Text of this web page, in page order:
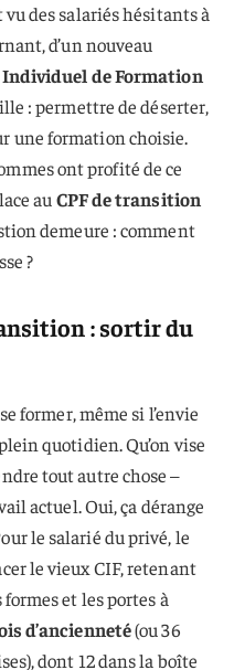
vu des salariés hésitants à
d’un nouveau
Individuel de Formation
: permettre de déserter,
une formation choisie.
ont profité de ce
au CPF de transition
demeure : comment
?
: sortir du
former, même si l’envie
quotidien. Qu’on vise
tout autre chose –
actuel. Oui, ça dérange
le salarié du privé, le
le vieux CIF, retenant
formes et les portes à
d’ancienneté(ou 36
dont 12 dans la boîte